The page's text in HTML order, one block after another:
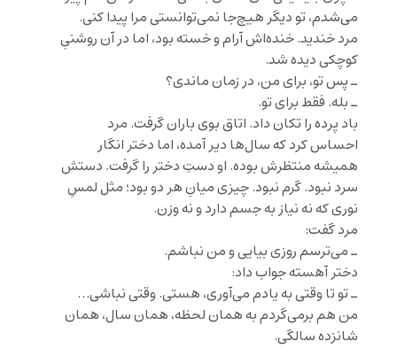
می‌شدم، تو دیگر هیچ‌جا نمی‌توانستی مرا پیدا کنی.
مرد خندید. خنده‌اش آرام و خسته بود، اما در آن روشنیِ
کوچکی دیده شد.
ـ پس تو، برای من، در زمان ماندی؟
ـ بله. فقط برای تو.
باد پرده را تکان داد. اتاق بوی باران گرفت. مرد
احساس کرد که سال‌ها دیر آمده، اما دختر انگار
همیشه منتظرش بوده. او دستِ دختر را گرفت. دستش
سرد نبود. گرم نبود. چیزی میانِ هر دو بود؛ مثل لمسِ
نوری که نه نیاز به جسم دارد و نه وزن.
مرد گفت:
ـ می‌ترسم روزی بیایی و من نباشم.
دختر آهسته جواب داد:
ـ تو تا وقتی به یادم می‌آوری، هستی. وقتی نباشی…
من هم برمی‌گردم به همان لحظه، همان سال، همان
شانزده سالگی.